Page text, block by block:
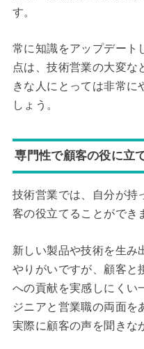
す。
常に知識をアップデート
点は、技術営業の大変な
きな人にとっては非常に
しょう。
専門性で顧客の役に立
技術営業では、自分が持
客の役立てることができ
新しい製品や技術を生み
やりがいですが、顧客と
への貢献を実感しにくい
ジニアと営業職の両面を
実際に顧客の声を聞きな